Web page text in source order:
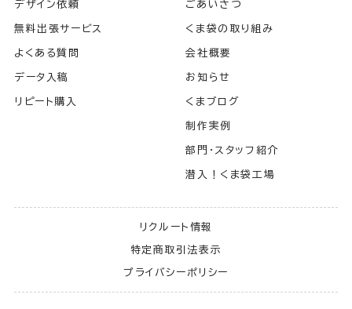
デザイン依頼
無料出張サービス
よくある質問
データ入稿
リピート購入
ごあいさつ
くま袋の取り組み
会社概要
お知らせ
くまブログ
制作実例
部門・スタッフ紹介
潜入！くま袋工場
リクルート情報
特定商取引法表示
プライバシーポリシー